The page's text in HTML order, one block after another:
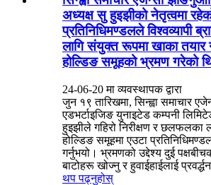
अध्यक्ष सु हुइझीको नेतृत्वमा
प्रतिनिधिमण्डलले विश्वव्यापी
लागि संयुक्त रूपमा खाका
होल्डिङ समूहको भ्रमण गरेको
24-06-20 मा व्यवस्थापक द्वारा
जुन १९ तारिखमा, सिन्ह्वा समाचार
एडभर्टाइजिङ युनाइटेड कम्पनी
हुइझीले गहिरो निरीक्षण र छलफलका
होल्डिङ समूहमा एउटा
गर्नुभयो। भ्रमणको उद्देश्य दुई
बाटोहरू खोज्नु र हुवाईहाईलाई
थप पढ्नुहोस्